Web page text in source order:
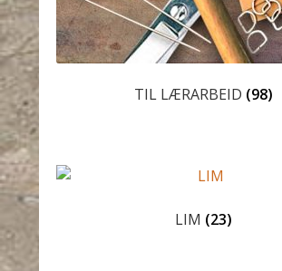
TIL LÆRARBEID (98)
LIM (23)